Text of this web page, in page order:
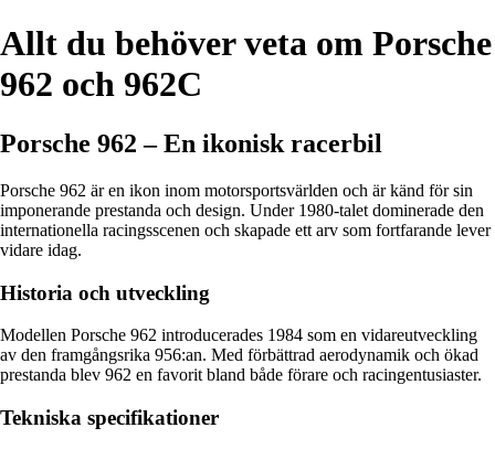
Allt du behöver veta om Porsche
962 och 962C
Porsche 962 – En ikonisk racerbil
Porsche 962 är en ikon inom motorsportsvärlden och är känd för sin
imponerande prestanda och design. Under 1980-talet dominerade den
internationella racingsscenen och skapade ett arv som fortfarande lever
vidare idag.
Historia och utveckling
Modellen Porsche 962 introducerades 1984 som en vidareutveckling
av den framgångsrika 956:an. Med förbättrad aerodynamik och ökad
prestanda blev 962 en favorit bland både förare och racingentusiaster.
Tekniska specifikationer